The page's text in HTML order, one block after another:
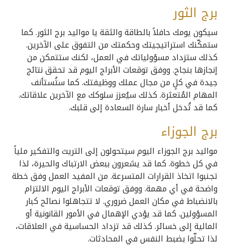
برج الثور
سيكون يومك حافلاً بالطاقة والثقة يا مواليد برج الثور. كما
ستمكّنك استراتيجيتك وحكمتك من التفوق على الآخرين.
كذلك ستزداد مسؤولياتك في العمل، لكنك ستتمكن من
إنجازها بنجاح. ووفق توقعات الأبراج اليوم قد تحقق نتائج
جيدة في كلٍ من مجال عملك ووظيفتك. كما ستُستأنف
المهام المُتعثرة. كذلك سيُعزز سلوكك مع الآخرين علاقاتك.
كما قد تُدخل أخبار سارة السعادة إلى قلبك.
برج الجوزاء
مواليد برج الجوزاء اليوم سيتحولون إلى التريث والتفكير ملياً
في كل خطوة. كما قد يشعرون ببعض الارتباك والحيرة، لذا
تجنبوا اتخاذ القرارات المتسرعة. من المفيد العمل وفق خطة
واضحة في أي مهمة. ووفق توقعات الأبراج اليوم الالتزام
بالانضباط في مكان العمل ضروري. لا تتجاهلوا نصائح كبار
المسؤولين. كما قد يؤدي الإهمال في الأمور القانونية أو
المالية إلى خسائر. كذلك قد تزداد الحساسية في العلاقات،
لذا تحلّوا بضبط النفس في المحادثات.